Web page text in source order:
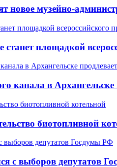
новое музейно-
станет площадкой
канала в Архангельске
биотопливной
с выборов депутатов